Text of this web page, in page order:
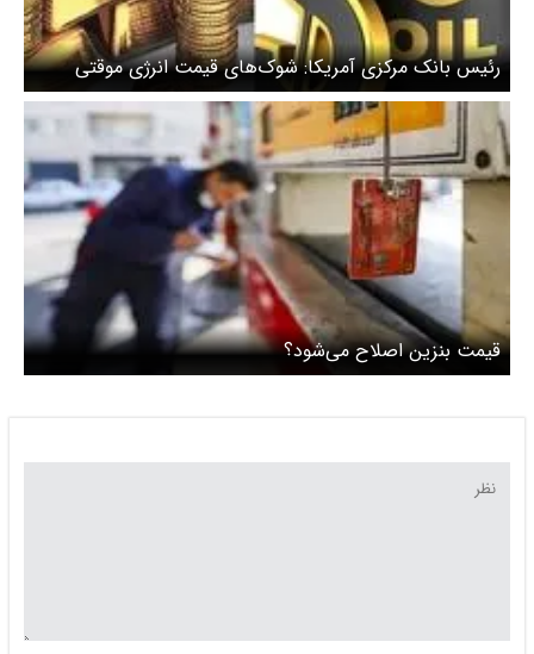
رئیس بانک مرکزی آمریکا: شوک‌های قیمت انرژی موقتی
است
قیمت بنزین اصلاح می‌شود؟